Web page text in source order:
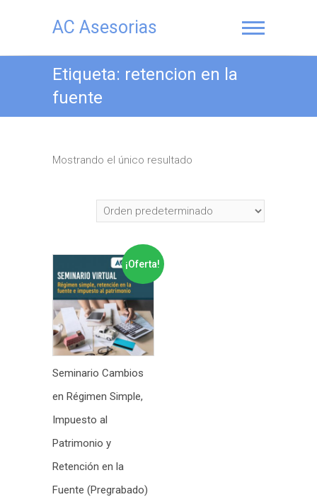
AC Asesorias
Etiqueta: retencion en la
fuente
Mostrando el único resultado
¡Oferta!
Seminario Cambios
en Régimen Simple,
Impuesto al
Patrimonio y
Retención en la
Fuente (Pregrabado)